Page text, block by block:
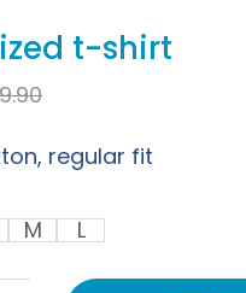
t-shirt
regular fit
M L